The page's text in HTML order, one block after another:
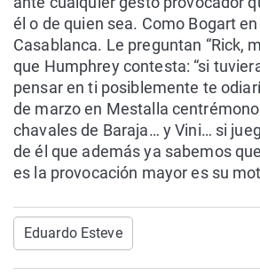
él o de quien sea. Como Bogart
Casablanca. Le preguntan “Rick,
que Humphrey contesta: “si
pensar en ti posiblemente te
de marzo en Mestalla
chavales de Baraja… y Vini… si
de él que además ya sabemos
es la provocación mayor es su
Eduardo Esteve